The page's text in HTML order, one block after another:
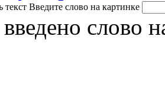
текст Введите слово на картинке
слово